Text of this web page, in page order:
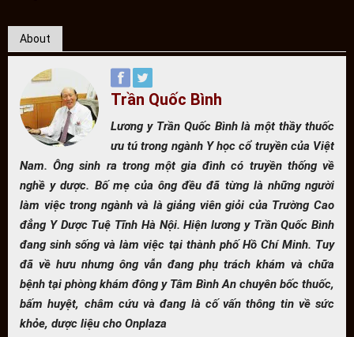
About
Trần Quốc Bình
Lương y Trần Quốc Bình là một thầy thuốc
ưu tú trong ngành Y học cổ truyền của Việt
Nam. Ông sinh ra trong một gia đình có truyền thống về
nghề y dược. Bố mẹ của ông đều đã từng là những người
làm việc trong ngành và là giảng viên giỏi của Trường Cao
đẳng Y Dược Tuệ Tĩnh Hà Nội. Hiện lương y Trần Quốc Bình
đang sinh sống và làm việc tại thành phố Hồ Chí Minh. Tuy
đã về hưu nhưng ông vẫn đang phụ trách khám và chữa
bệnh tại phòng khám đông y Tâm Bình An chuyên bốc thuốc,
bấm huyệt, châm cứu và đang là cố vấn thông tin về sức
khỏe, dược liệu cho Onplaza